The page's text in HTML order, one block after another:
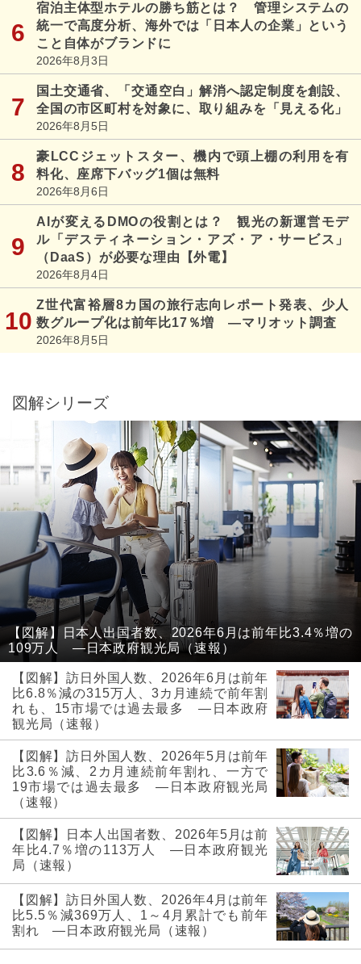
宿泊主体型ホテルの勝ち筋とは？ 管理システムの
統一で高度分析、海外では「日本人の企業」という
こと自体がブランドに
2026年8月3日
国土交通省、「交通空白」解消へ認定制度を創設、
全国の市区町村を対象に、取り組みを「見える化」
2026年8月5日
豪LCCジェットスター、機内で頭上棚の利用を有
料化、座席下バッグ1個は無料
2026年8月6日
AIが変えるDMOの役割とは？ 観光の新運営モデ
ル「デスティネーション・アズ・ア・サービス」
（DaaS）が必要な理由【外電】
2026年8月4日
Z世代富裕層8カ国の旅行志向レポート発表、少人
数グループ化は前年比17％増 ―マリオット調査
2026年8月5日
図解シリーズ
【図解】日本人出国者数、2026年6月は前年比3.4％増の
109万人 ―日本政府観光局（速報）
【図解】訪日外国人数、2026年6月は前年
比6.8％減の315万人、3カ月連続で前年割
れも、15市場では過去最多 ―日本政府
観光局（速報）
【図解】訪日外国人数、2026年5月は前年
比3.6％減、2カ月連続前年割れ、一方で
19市場では過去最多 ―日本政府観光局
（速報）
【図解】日本人出国者数、2026年5月は前
年比4.7％増の113万人 ―日本政府観光
局（速報）
【図解】訪日外国人数、2026年4月は前年
比5.5％減369万人、1～4月累計でも前年
割れ ―日本政府観光局（速報）